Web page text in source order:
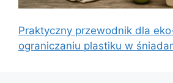
Praktyczny przewodnik dla
ograniczaniu plastiku w